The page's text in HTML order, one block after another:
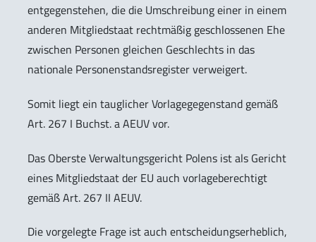
entgegenstehen, die die Umschreibung einer in einem
anderen Mitgliedstaat rechtmäßig geschlossenen Ehe
zwischen Personen gleichen Geschlechts in das
nationale Personenstandsregister verweigert.
Somit liegt ein tauglicher Vorlagegegenstand gemäß
Art. 267 I Buchst. a AEUV vor.
Das Oberste Verwaltungsgericht Polens ist als Gericht
eines Mitgliedstaat der EU auch vorlageberechtigt
gemäß Art. 267 II AEUV.
Die vorgelegte Frage ist auch entscheidungserheblich,